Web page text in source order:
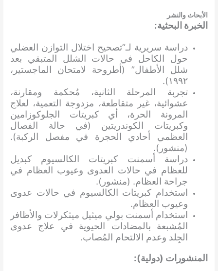
الأبحاث والنشر
الخبرة البحثية:
دراسة سريرية لـ”تصحيح اختلال التوازن العضلي
حول الكاحل في حالات الشلل المتبقي بعد
شلل الأطفال” (أطروحة لامتحان الماجستير،
١٩٩٢).
تجربة المرحلة الثانية، مُحكمة ومقارنة،
عشوائية، غير متقاطعة، مزدوجة التعمية، لعلاج
المرونة الحرة، أي كبريتات الجلوكوزامين
وكبريتات الكوندريتين (في حالة الفصال
العظمي أحادي الحجرة في مفصل الركبة).
(منشور).
دراسة أسمنت كبريتات الكالسيوم كبديل
للعظام في حالات العدوى وعيوب العظام في
جراحة العظام. (منشور).
استخدام كبريتات الكالسيوم في حالات عدوى
وعيوب العظام.
استخدام أسمنت بولي ميثيل ميثكرلات والأظافر
المُشبعة بالمضادات الحيوية في علاج عدوى
الجِلد وعدم الالتحام المُصاب.
المنشورات (دولية):